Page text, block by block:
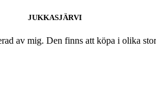
JUKKASJÄRVI
av mig. Den finns att köpa i olika